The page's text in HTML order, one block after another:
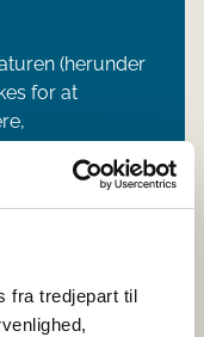
fra tredjepart til
(herunder
for at
hver 4. uge
gravjagt, vaskes
eller har været